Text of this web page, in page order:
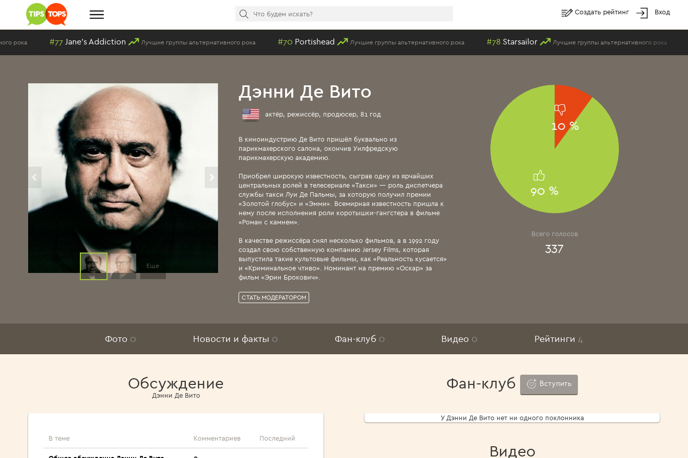
Создать рейтинг Вход
Jane's Addiction Лучшие группы альтернативного рока #70 Portishead Лучшие группы альтернативного рока #78 Starsailor Лучшие группы альтернативного рока #19 Студень
Еще
Дэнни Де Вито
актёр, режиссёр, продюсер, 81 год
В киноиндустрию Де Вито пришёл буквально из
парикмахерского салона, окончив Уилфредскую
парикмахерскую академию.
Приобрел широкую известность, сыграв одну из ярчайших
центральных ролей в телесериале «Такси» — роль диспетчера
службы такси Луи Де Пальмы, за которую получил премии
«Золотой глобус» и «Эмми». Всемирная известность пришла к
нему после исполнения роли коротышки-гангстера в фильме
«Роман с камнем».
В качестве режиссёра снял несколько фильмов, а в 1992 году
создал свою собственную компанию Jersey Films, которая
выпустила такие культовые фильмы, как «Реальность кусается»
и «Криминальное чтиво». Номинант на премию «Оскар» за
фильм «Эрин Брокович».
СТАТЬ МОДЕРАТОРОМ
10 %
90 %
Всего голосов
337
Фото 0 Новости и факты 0 Фан-клуб 0 Видео 0 Рейтинги 4
Обсуждение
Дэнни Де Вито
В теме Комментариев Последний
Фан-клуб Вступить
У Дэнни Де Вито нет ни одного поклонника
Видео